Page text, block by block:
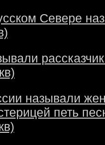
Севере
называли
петь